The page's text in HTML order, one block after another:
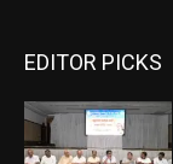
EDITOR PICKS